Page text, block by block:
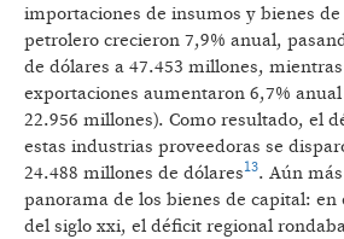
importaciones de insumos y bienes
petrolero crecieron 7,9% anual,
de dólares a 47.453 millones,
exportaciones aumentaron 6,7%
22.956 millones). Como resultado, el
estas industrias proveedoras se
24.488 millones de dólares13. Aún
panorama de los bienes de capital:
del siglo xxi, el déficit regional